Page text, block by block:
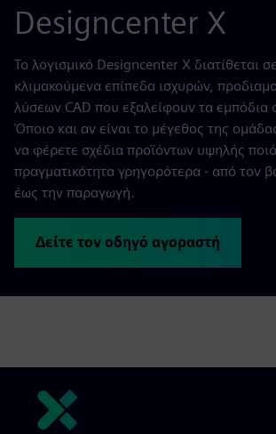
Designcenter X
Το λογισμικό Designcenter X διατίθεται
κλιμακούμενα επίπεδα ισχυρών,
λύσεων CAD που εξαλείφουν τα εμπόδια
Όποιο και αν είναι το μέγεθος της
να φέρετε σχέδια προϊόντων υψηλής
πραγματικότητα γρηγορότερα - από τον
έως την παραγωγή.
Δείτε τον οδηγό αγοραστή